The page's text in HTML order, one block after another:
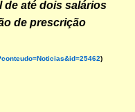
de até dois salários
de prescrição
)